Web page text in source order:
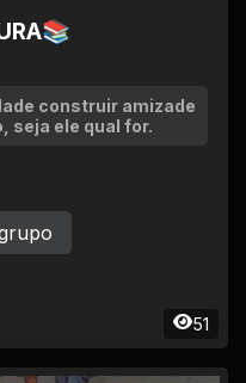
construir amizade
seja ele qual for.
51